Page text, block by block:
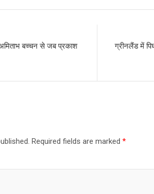
बच्चन से जब प्रकाश
ग्रीनलैंड में
Required fields are marked *